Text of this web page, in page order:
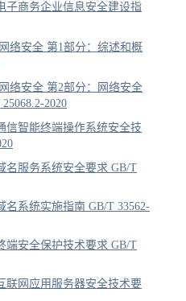
子商务企业信息安全建设指
络安全 第1部分：综述和概
络安全 第2部分：网络安全
2020
信智能终端操作系统安全技
名服务系统安全要求 GB/T
名系统实施指南 GB/T 33562-
端安全保护技术要求 GB/T
联网应用服务器安全技术要